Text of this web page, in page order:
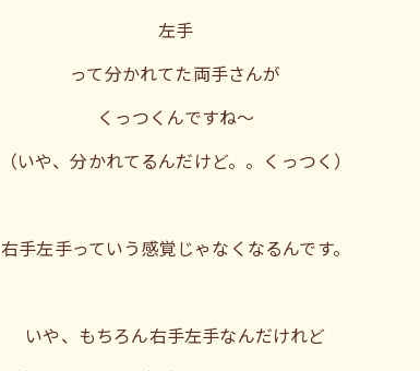
左手
って分かれてた両手さんが
くっつくんですね〜
（いや、分かれてるんだけど。。くっつく）
右手左手っていう感覚じゃなくなるんです。
いや、もちろん右手左手なんだけれど